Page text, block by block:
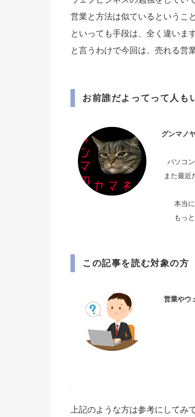
営業と方法は似ているというこ
といっても手段は、全く違います
と言うわけで今回は、売れる営
お前誰だよってって人も
グンマノ
パソコ
また最近
本当
もっ
この記事を読む対象の方
営業やウ
上記のような方は参考にしてみ